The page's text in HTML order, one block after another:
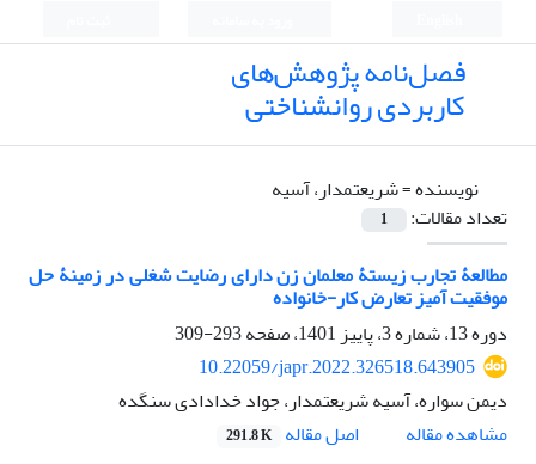
فصل‌نامه پژوهش‌های
کاربردی روانشناختی
نویسنده =شریعتمدار، آسیه
تعداد مقالات:
1
مطالعۀ تجارب زیستۀ معلمان زن دارای رضایت شغلی در زمینۀ حل
موفقیت آمیز تعارض کار-خانواده
دوره 13، شماره 3، پاییز 1401، صفحه
293-309
10.22059/japr.2022.326518.643905
دیمن سواره، آسیه شریعتمدار، جواد خدادادی سنگده
مشاهده مقاله
اصل مقاله 291.8 K